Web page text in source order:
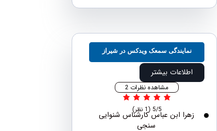
نمایندگی سمعک ویدکس در شیراز
اطلاعات بیشتر
مشاهده نظرات 2
5/5
ابن عباس کارشناس شنوایی